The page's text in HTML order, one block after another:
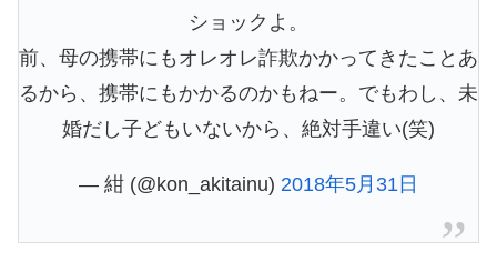
ショックよ。
前、母の携帯にもオレオレ詐欺かかってきたことあ
るから、携帯にもかかるのかもねー。でもわし、未
婚だし子どもいないから、絶対手違い(笑)
— 紺 (@kon_akitainu) 2018年5月31日